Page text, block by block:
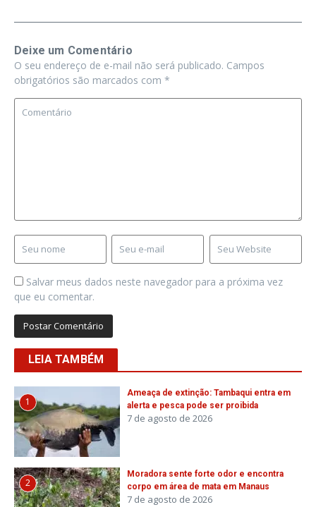
Deixe um Comentário
O seu endereço de e-mail não será publicado. Campos
obrigatórios são marcados com *
Salvar meus dados neste navegador para a próxima vez
que eu comentar.
LEIA TAMBÉM
1
Ameaça de extinção: Tambaqui entra em
alerta e pesca pode ser proibida
7 de agosto de 2026
2
Moradora sente forte odor e encontra
corpo em área de mata em Manaus
7 de agosto de 2026